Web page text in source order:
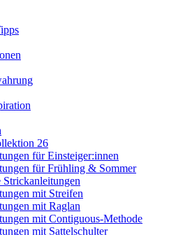
26
für Einsteiger:innen
für Frühling & Sommer
Strickanleitungen
mit Streifen
mit Raglan
mit Contiguous-Methode
mit Sattelschulter